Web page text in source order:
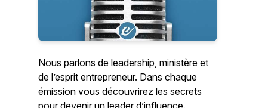
Nous parlons de leadership, ministère et
de l’esprit entrepreneur. Dans chaque
émission vous découvrirez les secrets
pour devenir un leader d’influence.